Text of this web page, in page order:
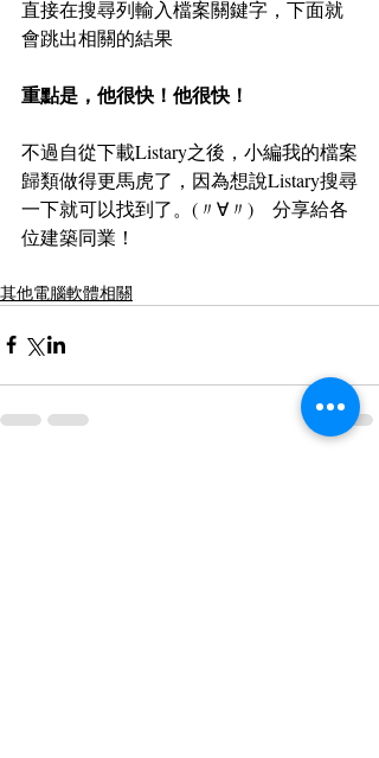
直接在搜尋列輸入檔案關鍵字，下面就
會跳出相關的結果
重點是，他很快！他很快！
不過自從下載Listary之後，小編我的檔案
歸類做得更馬虎了，因為想說Listary搜尋
一下就可以找到了。(〃∀〃)　分享給各
位建築同業！
其他電腦軟體相關